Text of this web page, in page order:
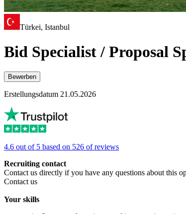
Türkei, Istanbul
Bid Specialist / Proposal
Bewerben
Erstellungsdatum 21.05.2026
4.6 out of 5 based on 526 of reviews
Recruiting contact
Contact us directly if you have any questions about this
Contact us
Your skills